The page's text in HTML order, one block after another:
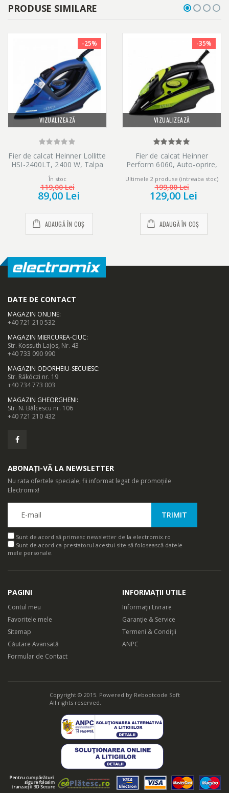
PRODUSE SIMILARE
VIZUALIZEAZĂ
-25%
Fier de calcat Heinner Lollitte
HSI-2400LT, 2400 W, Talpa
ceramica, Albastru
În stoc
119,00 Lei
89,00 Lei
ADAUGĂ ÎN COȘ
VIZUALIZEAZĂ
-35%
Fier de calcat Heinner
Perform 6060, Auto-oprire,
Negru/verde
Ultimele 2 produse (intreaba stoc)
199,00 Lei
129,00 Lei
ADAUGĂ ÎN COȘ
DATE DE CONTACT
MAGAZIN ONLINE:
+40 721 210 532
MAGAZIN MIERCUREA-CIUC:
Str. Kossuth Lajos, Nr. 43
+40 733 090 990
MAGAZIN ODORHEIU-SECUIESC:
Str. Rákóczi nr. 19
+40 734 773 003
MAGAZIN GHEORGHENI:
Str. N. Bălcescu nr. 106
+40 721 210 432
ABONAȚI-VĂ LA NEWSLETTER
Nu rata ofertele speciale, fii informat legat de promoțiile
Electromix!
Sunt de acord să primesc newsletter de la electromix.ro
Sunt de acord ca prestatorul acestui site să folosească datele
mele personale.
PAGINI
Contul meu
Favoritele mele
Sitemap
Căutare Avansată
Formular de Contact
INFORMAȚII UTILE
Informații Livrare
Garanție & Service
Termeni & Condiții
ANPC
Copyright © 2015. Powered by Rebootcode Soft
All rights reserved.